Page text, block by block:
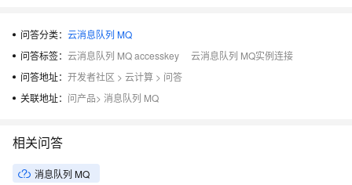
问答分类： 云消息队列 MQ
问答标签： 云消息队列 MQ accesskey
云消息队列 MQ实例连接
问答地址： 开发者社区 > 云计算 > 问答
关联地址： 问产品> 消息队列 MQ
相关问答
消息队列 MQ